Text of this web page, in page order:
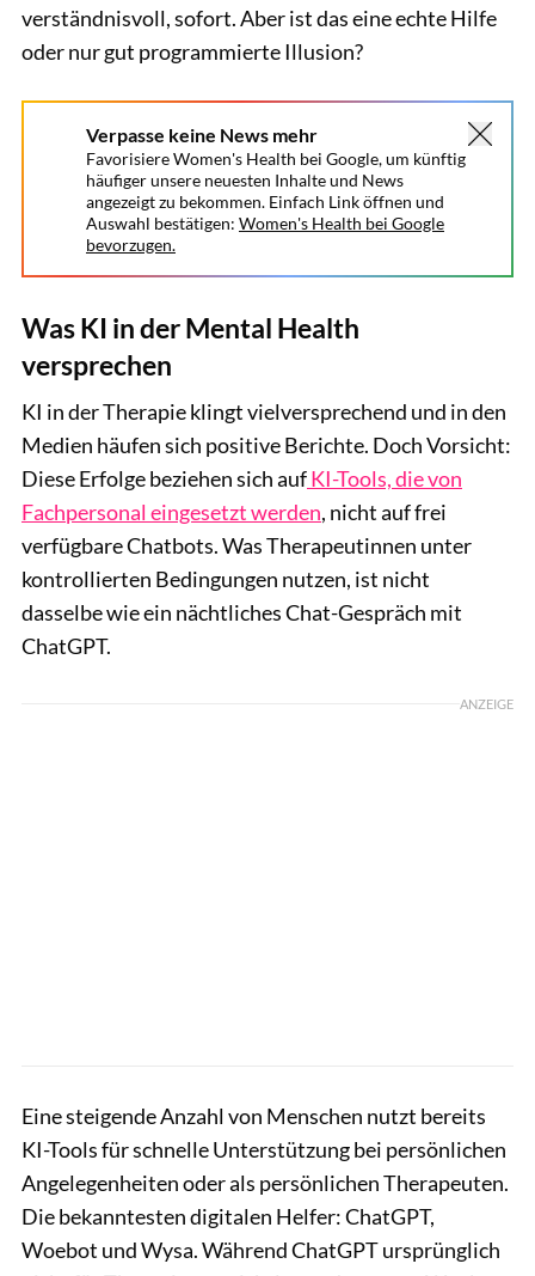
verständnisvoll, sofort. Aber ist das eine echte Hilfe
oder nur gut programmierte Illusion?
Verpasse keine News mehr
Favorisiere Women's Health bei Google, um künftig
häufiger unsere neuesten Inhalte und News
angezeigt zu bekommen. Einfach Link öffnen und
Auswahl bestätigen: Women's Health bei Google
bevorzugen.
Was KI in der Mental Health
versprechen
KI in der Therapie klingt vielversprechend und in den
Medien häufen sich positive Berichte. Doch Vorsicht:
Diese Erfolge beziehen sich aufKI-Tools, die von
Fachpersonal eingesetzt werden, nicht auf frei
verfügbare Chatbots. Was Therapeutinnen unter
kontrollierten Bedingungen nutzen, ist nicht
dasselbe wie ein nächtliches Chat-Gespräch mit
ChatGPT.
ANZEIGE
Eine steigende Anzahl von Menschen nutzt bereits
KI-Tools für schnelle Unterstützung bei persönlichen
Angelegenheiten oder als persönlichen Therapeuten.
Die bekanntesten digitalen Helfer: ChatGPT,
Woebot und Wysa. Während ChatGPT ursprünglich